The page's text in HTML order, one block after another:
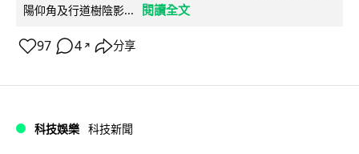
陽仰角及行道樹陰影...
閱讀全文
97 4 ↗ 分享
科技娛樂 科技新聞